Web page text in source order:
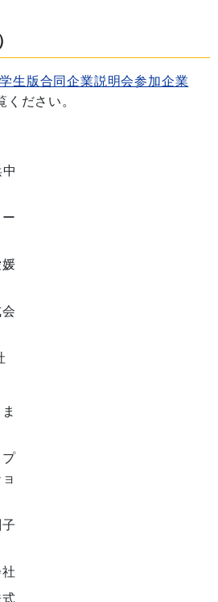
生版合同企業説明会参加企業
ください。